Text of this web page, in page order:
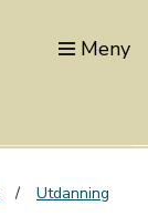
Meny
Utdanning